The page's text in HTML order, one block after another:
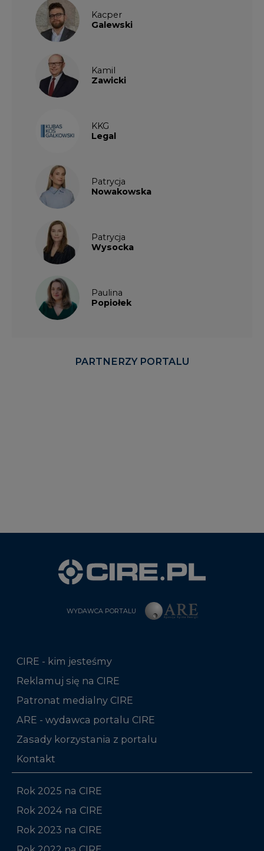
Kacper
Galewski
Kamil
Zawicki
KKG
Legal
Patrycja
Nowakowska
Patrycja
Wysocka
Paulina
Popiołek
PARTNERZY PORTALU
WYDAWCA PORTALU
CIRE - kim jesteśmy
Reklamuj się na CIRE
Patronat medialny CIRE
ARE - wydawca portalu CIRE
Zasady korzystania z portalu
Kontakt
Rok 2025 na CIRE
Rok 2024 na CIRE
Rok 2023 na CIRE